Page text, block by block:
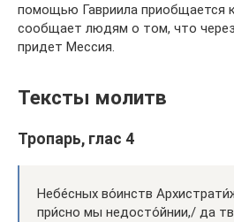
помощью Гавриила приобщается
сообщает людям о том, что
придет Мессия.
Тексты молитв
Тропарь, глас 4
Небе́сных во́инств
при́сно мы недосто́йнии,/ да